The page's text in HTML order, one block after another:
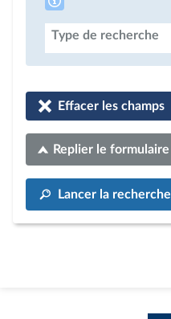
Type de recherche
Effacer les champs
Replier le formulaire
Lancer la recherche